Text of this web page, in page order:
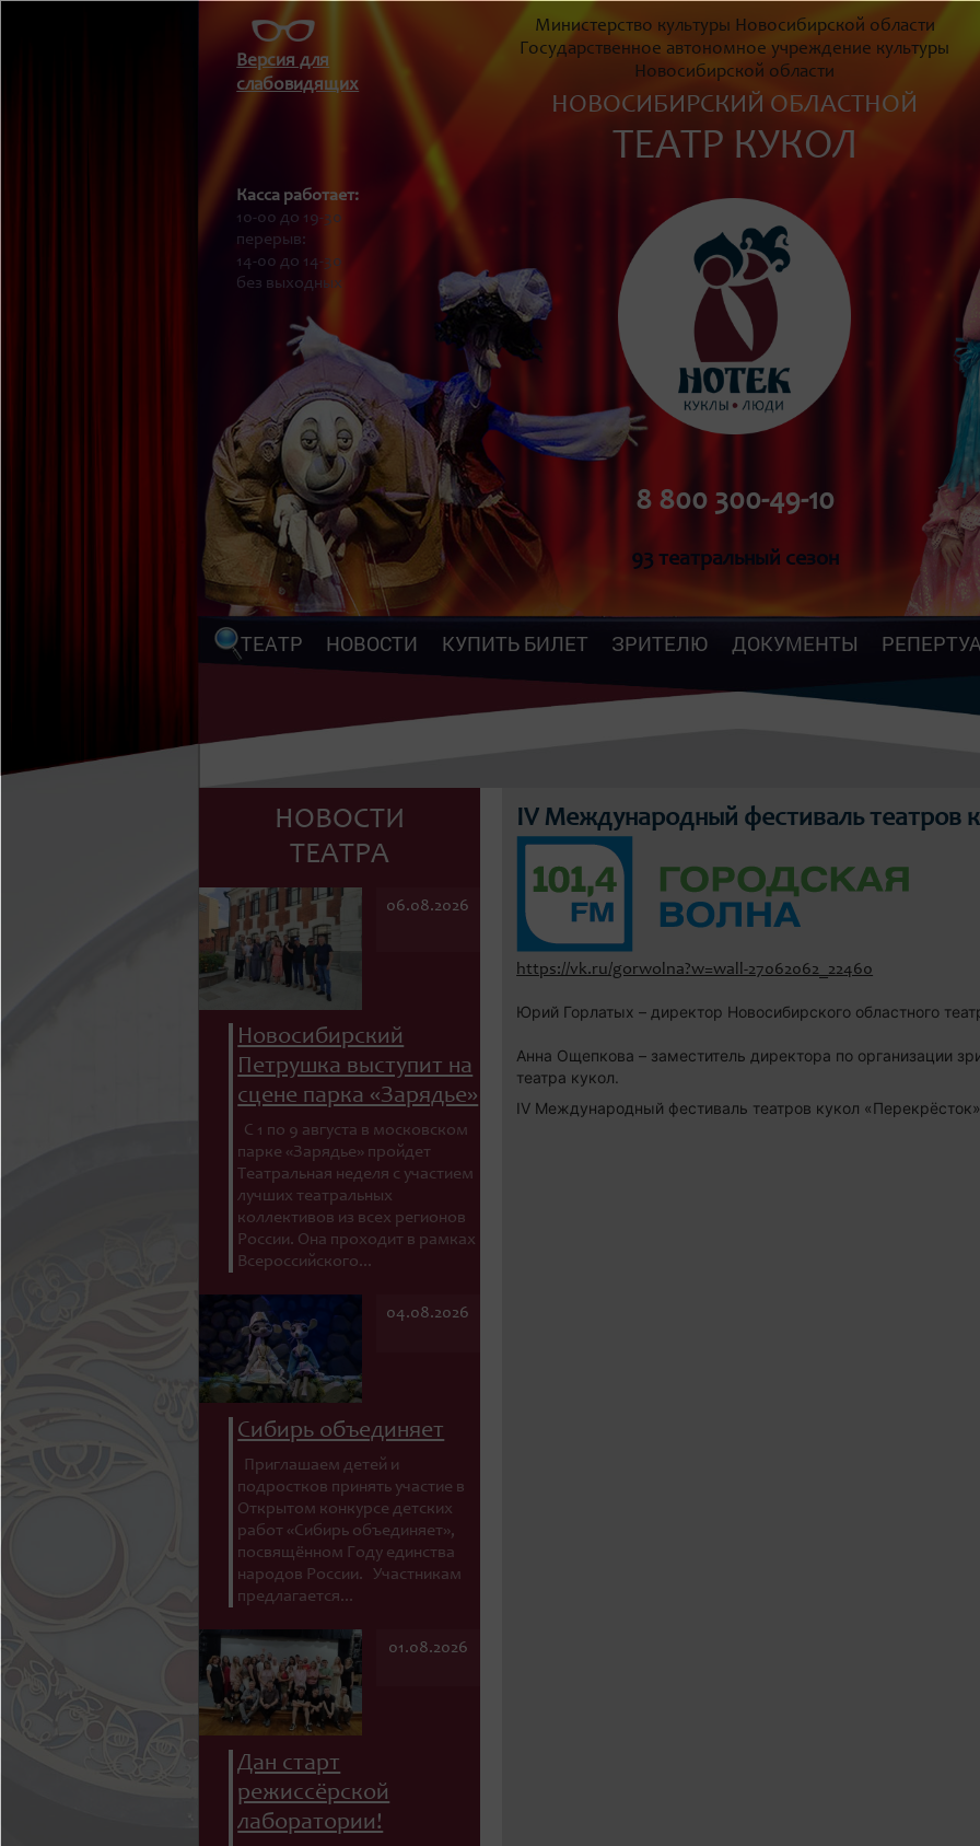
Министерство культуры Новосибирской области
Государственное автономное учреждение культуры
Новосибирской области
НОВОСИБИРСКИЙ ОБЛАСТНОЙ
ТЕАТР КУКОЛ
Касса работает:
10-00 до 19-30
перерыв:
14-00 до 14-30
без выходных
Версия для
слабовидящих
8 800 300-49-10
93 театральный сезон
ТЕАТР НОВОСТИ КУПИТЬ БИЛЕТ ЗРИТЕЛЮ ДОКУМЕНТЫ
НОВОСТИ
ТЕАТРА
06.08.2026
Новосибирский
Петрушка выступит на
сцене парка «Зарядье»
С 1 по 9 августа в московском
парке «Зарядье» пройдет
Театральная неделя с участием
лучших театральных
коллективов из всех регионов
России. Она проходит в рамках
Всероссийского...
04.08.2026
Сибирь объединяет
Приглашаем детей и
подростков принять участие в
Открытом конкурсе детских
работ «Сибирь объединяет»,
посвящённом Году единства
народов России. Участникам
предлагается...
01.08.2026
Дан старт
режиссёрской
лаборатории!
IV Международный фестиваль театров
https://vk.ru/gorwolna?w=wall-27062062_22460
Юрий Горлатых – директор Новосибирского областного
Анна Ощепкова – заместитель директора по организации
театра кукол.
IV Международный фестиваль театров кукол